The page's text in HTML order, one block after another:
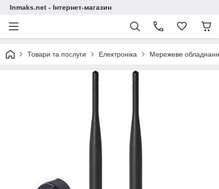
Inmaks.net - Інтернет-магазин
Товари та послуги Електроніка Мережеве